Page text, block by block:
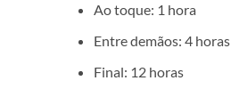
Ao toque: 1 hora
Entre demãos: 4 horas
Final: 12 horas